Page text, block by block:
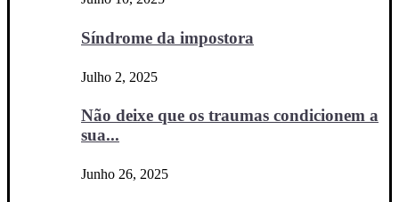
Síndrome da impostora
Julho 2, 2025
Não deixe que os traumas condicionem a
sua...
Junho 26, 2025